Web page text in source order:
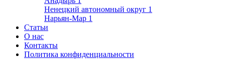
Ненецкий автономный округ 1
Нарьян-Мар 1
Статьи
О нас
Контакты
Политика конфиденциальности